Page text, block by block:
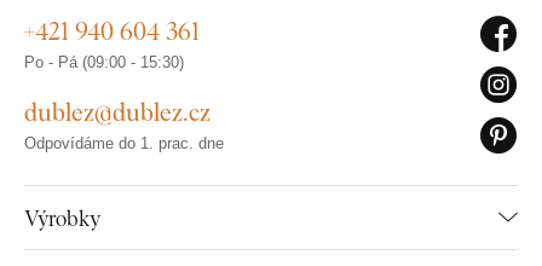
Výrobky
+421 940 604 361
Po - Pá (09:00 - 15:30)
dublez@dublez.cz
Odpovídáme do 1. prac. dne